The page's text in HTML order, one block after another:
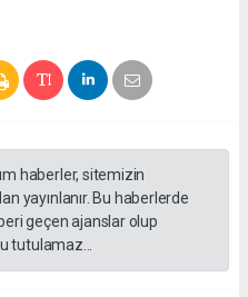
haberler, sitemizin
yayınlanır. Bu haberlerde
geçen ajanslar olup
tutulamaz...